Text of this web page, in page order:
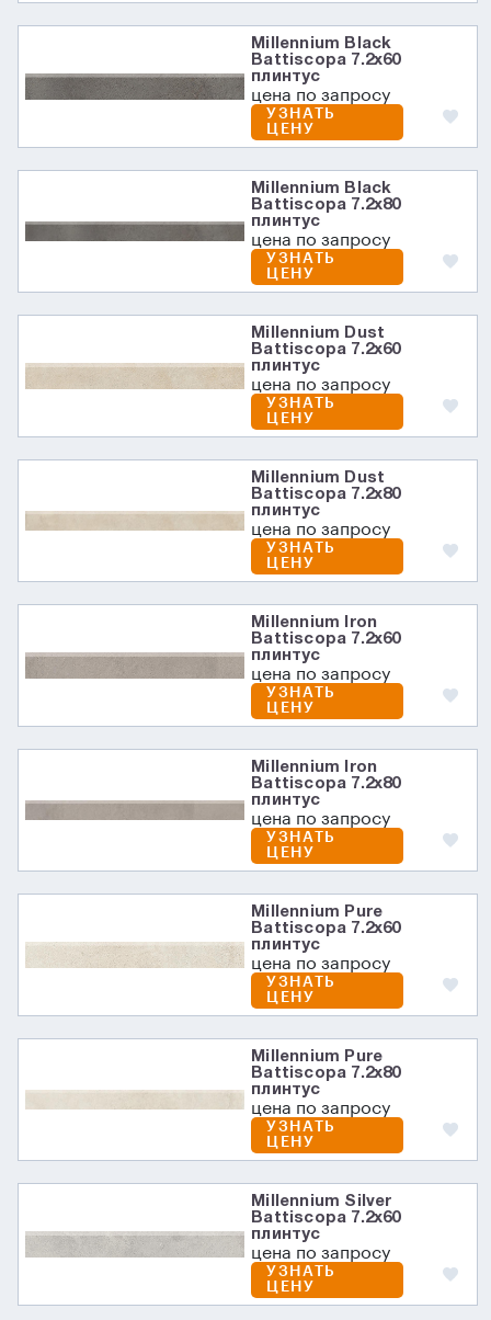
Millennium Black
Battiscopa 7.2х60
плинтус
цена по запросу
УЗНАТЬ
ЦЕНУ
Millennium Black
Battiscopa 7.2х80
плинтус
цена по запросу
УЗНАТЬ
ЦЕНУ
Millennium Dust
Battiscopa 7.2х60
плинтус
цена по запросу
УЗНАТЬ
ЦЕНУ
Millennium Dust
Battiscopa 7.2х80
плинтус
цена по запросу
УЗНАТЬ
ЦЕНУ
Millennium Iron
Battiscopa 7.2х60
плинтус
цена по запросу
УЗНАТЬ
ЦЕНУ
Millennium Iron
Battiscopa 7.2х80
плинтус
цена по запросу
УЗНАТЬ
ЦЕНУ
Millennium Pure
Battiscopa 7.2х60
плинтус
цена по запросу
УЗНАТЬ
ЦЕНУ
Millennium Pure
Battiscopa 7.2х80
плинтус
цена по запросу
УЗНАТЬ
ЦЕНУ
Millennium Silver
Battiscopa 7.2х60
плинтус
цена по запросу
УЗНАТЬ
ЦЕНУ